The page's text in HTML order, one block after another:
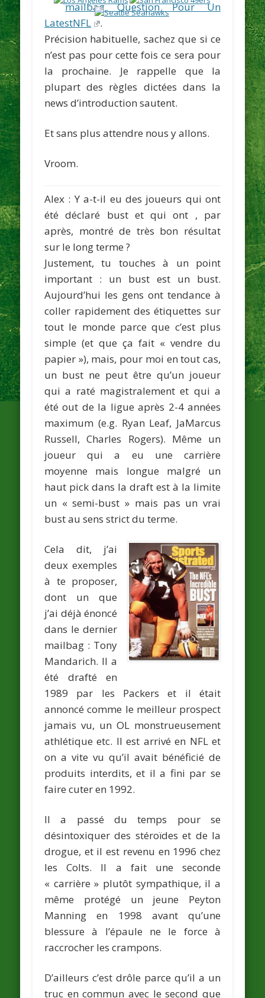
mailbag Question Pour Un
LatestNFL
.
Précision habituelle, sachez que si ce
n’est pas pour cette fois ce sera pour
la prochaine. Je rappelle que la
plupart des règles dictées dans la
news d’introduction sautent.
Et sans plus attendre nous y allons.
Vroom.
Alex : Y a-t-il eu des joueurs qui ont
été déclaré bust et qui ont , par
après, montré de très bon résultat
sur le long terme ?
Justement, tu touches à un point
important : un bust est un bust.
Aujourd’hui les gens ont tendance à
coller rapidement des étiquettes sur
tout le monde parce que c’est plus
simple (et que ça fait « vendre du
papier »), mais, pour moi en tout cas,
un bust ne peut être qu’un joueur
qui a raté magistralement et qui a
été out de la ligue après 2-4 années
maximum (e.g. Ryan Leaf, JaMarcus
Russell, Charles Rogers). Même un
joueur qui a eu une carrière
moyenne mais longue malgré un
haut pick dans la draft est à la limite
un « semi-bust » mais pas un vrai
bust au sens strict du terme.
Cela dit, j’ai
deux exemples
à te proposer,
dont un que
j’ai déjà énoncé
dans le dernier
mailbag : Tony
Mandarich. Il a
été drafté en
1989 par les Packers et il était
annoncé comme le meilleur prospect
jamais vu, un OL monstrueusement
athlétique etc. Il est arrivé en NFL et
on a vite vu qu’il avait bénéficié de
produits interdits, et il a fini par se
faire cuter en 1992.
Il a passé du temps pour se
désintoxiquer des stéroïdes et de la
drogue, et il est revenu en 1996 chez
les Colts. Il a fait une seconde
« carrière » plutôt sympathique, il a
même protégé un jeune Peyton
Manning en 1998 avant qu’une
blessure à l’épaule ne le force à
raccrocher les crampons.
D’ailleurs c’est drôle parce qu’il a un
truc en commun avec le second que